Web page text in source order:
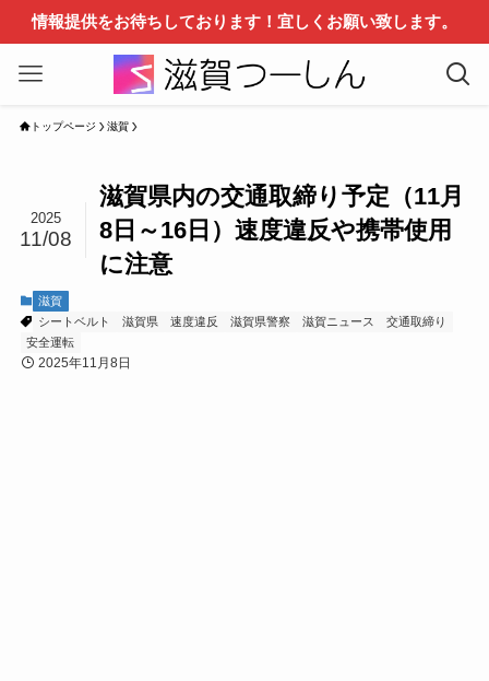
情報提供をお待ちしております！宜しくお願い致します。
トップページ 滋賀
滋賀県内の交通取締り予定（11月
8日～16日）速度違反や携帯使用
に注意
2025
11/08
滋賀
シートベルト
滋賀県 速度違反 滋賀県警察 滋賀ニュース
交通取締り
安全運転
2025年11月8日